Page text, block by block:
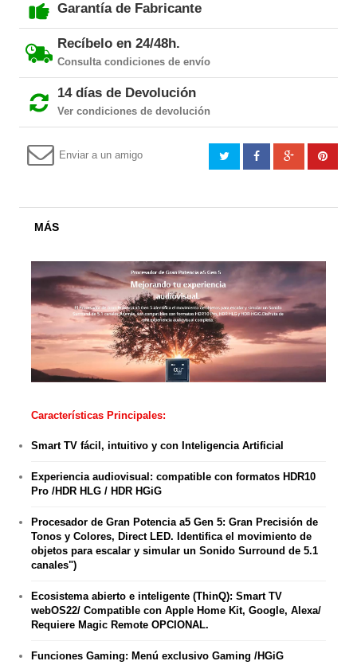
Garantía de Fabricante
Recíbelo en 24/48h.
Consulta condiciones de envío
14 días de Devolución
Ver condiciones de devolución
Enviar a un amigo
MÁS
Características Principales:
Smart TV fácil, intuitivo y con Inteligencia Artificial
Experiencia audiovisual: compatible con formatos HDR10
Pro /HDR HLG / HDR HGiG
Procesador de Gran Potencia a5 Gen 5: Gran Precisión de
Tonos y Colores, Direct LED. Identifica el movimiento de
objetos para escalar y simular un Sonido Surround de 5.1
canales")
Ecosistema abierto e inteligente (ThinQ): Smart TV
webOS22/ Compatible con Apple Home Kit, Google, Alexa/
Requiere Magic Remote OPCIONAL.
Funciones Gaming: Menú exclusivo Gaming /HGiG